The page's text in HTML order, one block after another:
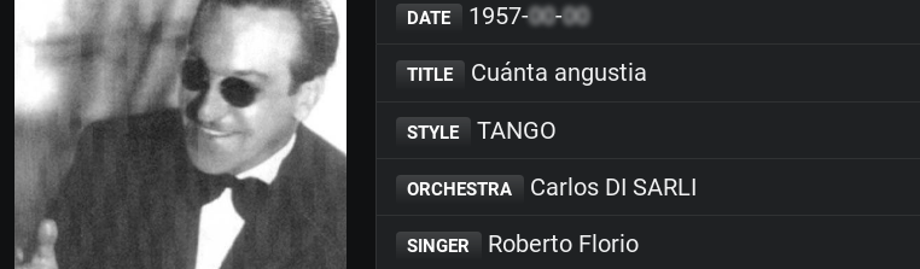
DATE 1957-00-00
TITLE Cuánta angustia
STYLE TANGO
ORCHESTRA Carlos DI SARLI
SINGER Roberto Florio